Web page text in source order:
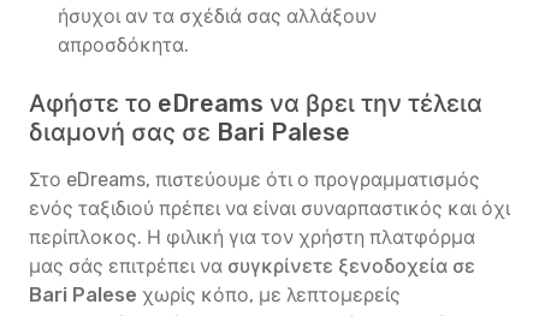
ήσυχοι αν τα σχέδιά σας αλλάξουν
απροσδόκητα.
Αφήστε το eDreams να βρει την τέλεια
διαμονή σας σε Bari Palese
Στο eDreams, πιστεύουμε ότι ο προγραμματισμός
ενός ταξιδιού πρέπει να είναι συναρπαστικός και όχι
περίπλοκος. Η φιλική για τον χρήστη πλατφόρμα
μας σάς επιτρέπει να συγκρίνετε ξενοδοχεία σε
Bari Palese χωρίς κόπο, με λεπτομερείς